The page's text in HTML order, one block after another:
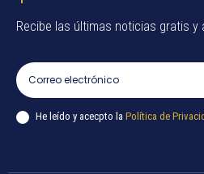
Recibe las últimas noticias gratis y
He leído y acecpto la Política de